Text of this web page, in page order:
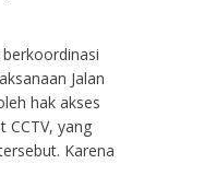
Jalan
hak akses
CCTV, yang
Karena